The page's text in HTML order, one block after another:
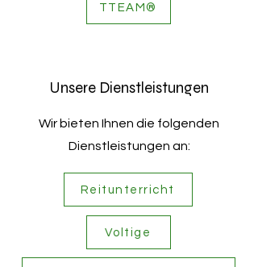
TTEAM®
Unsere Dienstleistungen
Wir bieten Ihnen die folgenden
Dienstleistungen an:
Reitunterricht
Voltige